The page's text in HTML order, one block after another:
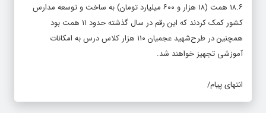
۱۸.۶ همت (۱۸ هزار و ۶۰۰ میلیارد تومان) به ساخت و توسعه مدارس
کشور کمک کردند که این رقم در سال گذشته حدود ۱۱ همت بود
همچنین در طرح‌شهید عجمیان ۱۱۰ هزار کلاس درس به امکانات
آموزشی تجهیز خواهند شد.
انتهای پیام/